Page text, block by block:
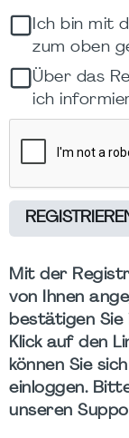
Ich bin mit
zum oben
Über das
ich
Mit der
von Ihnen
bestätigen Sie
Klick auf den
können Sie
einloggen.
unseren